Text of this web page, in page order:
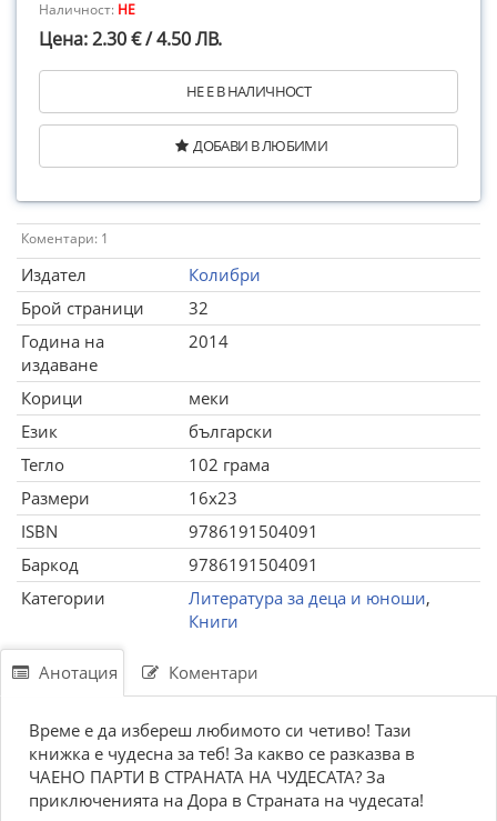
Наличност: НЕ
Цена: 2.30 € / 4.50 ЛВ.
НЕ Е В НАЛИЧНОСТ
ДОБАВИ В ЛЮБИМИ
Коментари: 1
Издател
Колибри
Брой страници
32
Година на
издаване
2014
Корици
меки
Език
български
Тегло
102 грама
Размери
16x23
ISBN
9786191504091
Баркод
9786191504091
Категории
Литература за деца и юноши,
Книги
Анотация Коментари
Време е да избереш любимото си четиво! Тази
книжка е чудесна за теб! За какво се разказва в
ЧАЕНО ПАРТИ В СТРАНАТА НА ЧУДЕСАТА? За
приключенията на Дора в Страната на чудесата!